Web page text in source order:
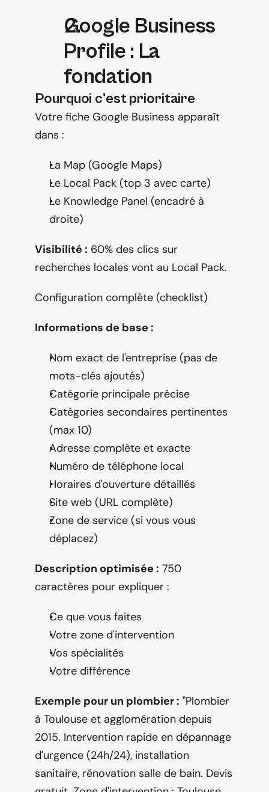
Google Business
Profile : La
fondation
Pourquoi c'est prioritaire
Votre fiche Google Business apparaît
dans :
La Map (Google Maps)
Le Local Pack (top 3 avec carte)
Le Knowledge Panel (encadré à
droite)
Visibilité : 60% des clics sur
recherches locales vont au Local Pack.
Configuration complète (checklist)
Informations de base :
Nom exact de l'entreprise (pas de
mots-clés ajoutés)
Catégorie principale précise
Catégories secondaires pertinentes
(max 10)
Adresse complète et exacte
Numéro de téléphone local
Horaires d'ouverture détaillés
Site web (URL complète)
Zone de service (si vous vous
déplacez)
Description optimisée : 750
caractères pour expliquer :
Ce que vous faites
Votre zone d'intervention
Vos spécialités
Votre différence
Exemple pour un plombier : "Plombier
à Toulouse et agglomération depuis
2015. Intervention rapide en dépannage
d'urgence (24h/24), installation
sanitaire, rénovation salle de bain. Devis